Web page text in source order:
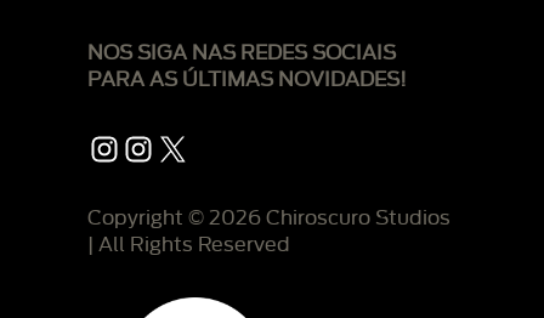
NOS SIGA NAS REDES SOCIAIS
PARA AS ÚLTIMAS NOVIDADES!
Instagram
Instagram
X
Copyright © 2026 Chiroscuro Studios
| All Rights Reserved